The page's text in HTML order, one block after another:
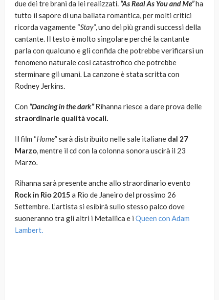
due dei tre brani da lei realizzati. “As Real As You and Me”ha
tutto il sapore di una ballata romantica, per molti critici
ricorda vagamente “Stay“, uno dei più grandi successi della
cantante. Il testo è molto singolare perché la cantante
parla con qualcuno e gli confida che potrebbe verificarsi un
fenomeno naturale così catastrofico che potrebbe
sterminare gli umani. La canzone è stata scritta con
Rodney Jerkins.
Con “Dancing in the dark” Rihanna riesce a dare prova delle
straordinarie qualità vocali.
Il film “Home” sarà distribuito nelle sale italiane dal 27
Marzo, mentre il cd con la colonna sonora uscirà il 23
Marzo.
Rihanna sarà presente anche allo straordinario evento
Rock in Rio 2015 a Rio de Janeiro del prossimo 26
Settembre. L’artista si esibirà sullo stesso palco dove
suoneranno tra gli altri i Metallica e i Queen con Adam
Lambert.